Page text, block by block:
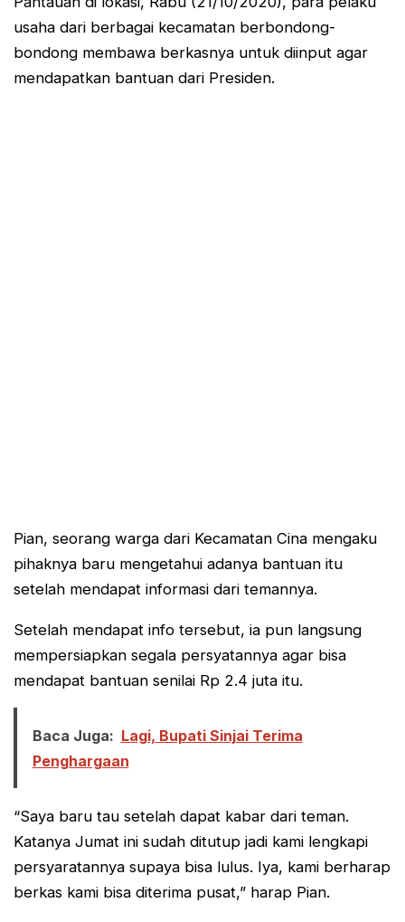
usaha dari berbagai kecamatan berbondong-
bondong membawa berkasnya untuk diinput agar
mendapatkan bantuan dari Presiden.
Pian, seorang warga dari Kecamatan Cina mengaku
pihaknya baru mengetahui adanya bantuan itu
setelah mendapat informasi dari temannya.
Setelah mendapat info tersebut, ia pun langsung
mempersiapkan segala persyatannya agar bisa
mendapat bantuan senilai Rp 2.4 juta itu.
Baca Juga: Lagi, Bupati Sinjai Terima
Penghargaan
“Saya baru tau setelah dapat kabar dari teman.
Katanya Jumat ini sudah ditutup jadi kami lengkapi
persyaratannya supaya bisa lulus. Iya, kami berharap
berkas kami bisa diterima pusat,” harap Pian.